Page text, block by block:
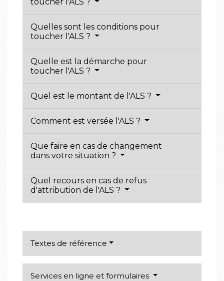
Quelles sont les conditions pour
toucher l'ALS ?
Quelle est la démarche pour
toucher l'ALS ?
Quel est le montant de l'ALS ?
Comment est versée l'ALS ?
Que faire en cas de changement
dans votre situation ?
Quel recours en cas de refus
d'attribution de l'ALS ?
Textes de référence
Services en ligne et formulaires